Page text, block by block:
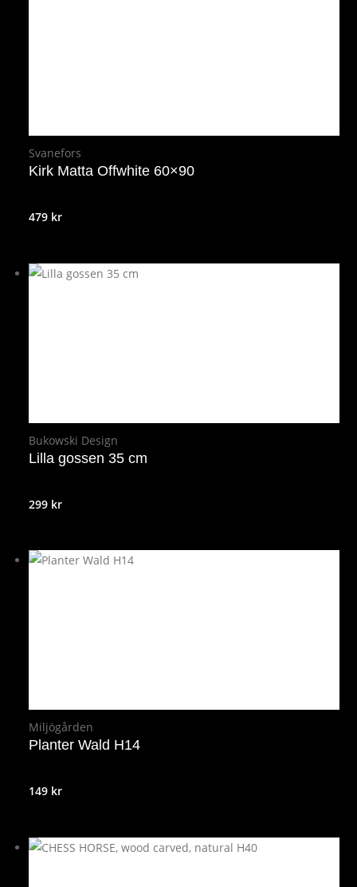
Svanefors
Kirk Matta Offwhite 60×90
479 kr
Bukowski Design
Lilla gossen 35 cm
299 kr
Miljögården
Planter Wald H14
149 kr